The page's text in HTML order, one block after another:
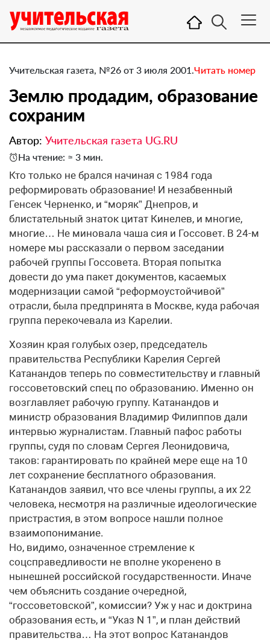
Учительская газета, №26 от 3 июля 2001.Читать номер
Землю продадим, образование
сохраним
Автор: Учительская газета UG.RU
На чтение: ≈ 3 мин.
Кто только не брался начиная с 1984 года
реформировать образование! И незабвенный
Генсек Черненко, и “моряк” Днепров, и
блистательный знаток цитат Кинелев, и многие,
многие… Не миновала чаша сия и Госсовет. В 24-м
номере мы рассказали о первом заседании
рабочей группы Госсовета. Вторая попытка
довести до ума пакет документов, касаемых
модернизации самой “реформоустойчивой”
отрасли, была предпринята в Москве, куда рабочая
группа перекочевала из Карелии.
Хозяин края голубых озер, председатель
правительства Республики Карелия Сергей
Катанандов теперь по совместительству и главный
госсоветовский спец по образованию. Именно он
возглавляет рабочую группу. Катанандов и
министр образования Владимир Филиппов дали
интервью журналистам. Главный пафос работы
группы, судя по словам Сергея Леонидовича,
таков: гарантировать по крайней мере еще на 10
лет сохранение бесплатного образования.
Катанандов заявил, что все члены группы, а их 22
человека, несмотря на различные идеологические
пристрастия, в этом вопросе нашли полное
взаимопонимание.
Но, видимо, означенное стремление к
соцсправедливости не вполне укоренено в
нынешней российской государственности. Иначе
чем объяснить создание очередной,
“госсоветовской”, комиссии? Уж у нас и доктрина
образования есть, и “Указ N 1”, и план действий
правительства… На этот вопрос Катанандов